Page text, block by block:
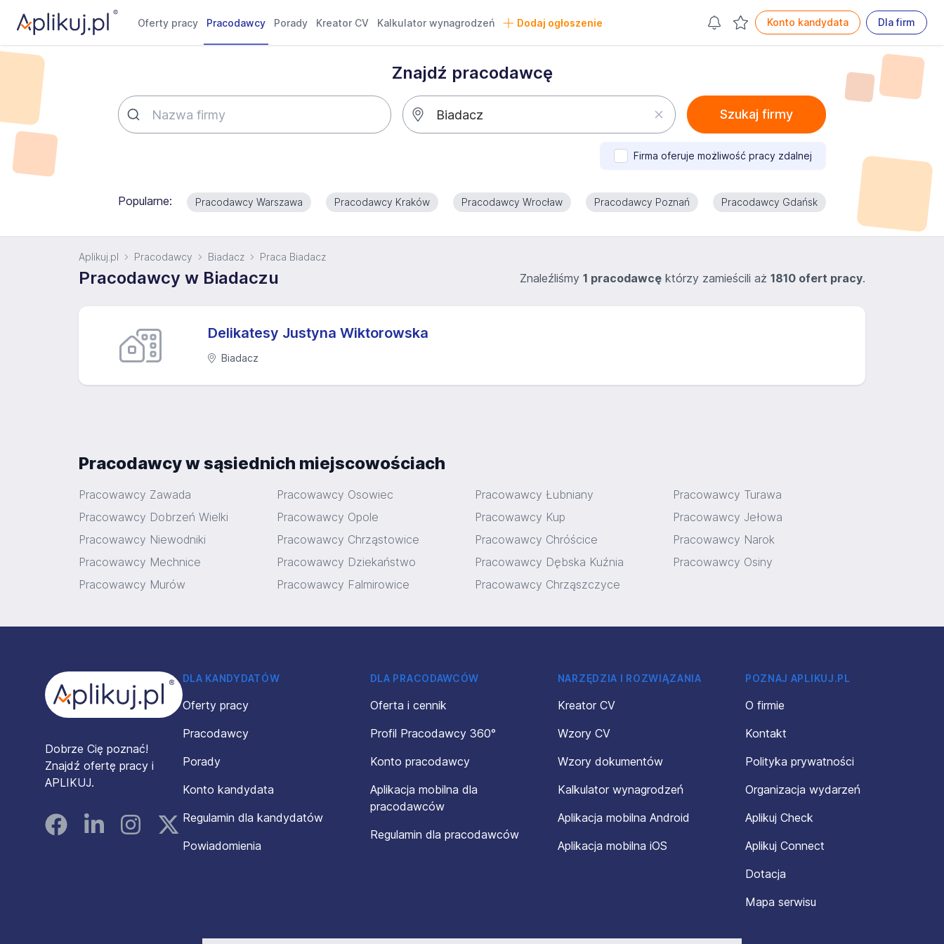
Oferty pracy Pracodawcy Porady Kreator CV Kalkulator wynagrodzeń Dodaj ogłoszenie Konto kandydata Dla firm
Znajdź pracodawcę
Szukaj firmy
Firma oferuje możliwość pracy zdalnej
Popularne: Pracodawcy Warszawa Pracodawcy Kraków Pracodawcy Wrocław Pracodawcy Poznań Pracodawcy Gdańsk
Aplikuj.pl Pracodawcy Biadacz Praca Biadacz
Pracodawcy w Biadaczu Znaleźliśmy 1 pracodawcę którzy zamieścili aż 1810 ofert pracy.
Delikatesy Justyna Wiktorowska
Biadacz
Pracodawcy w sąsiednich miejscowościach
Pracowawcy Zawada Pracowawcy Osowiec Pracowawcy Łubniany
Pracowawcy Turawa
Pracowawcy Dobrzeń Wielki
Pracowawcy Opole Pracowawcy Kup
Pracowawcy Jełowa
Pracowawcy Niewodniki
Pracowawcy Chrząstowice Pracowawcy Chróścice
Pracowawcy Narok
Pracowawcy Mechnice
Pracowawcy Dziekaństwo Pracowawcy Dębska Kuźnia
Pracowawcy Osiny
Pracowawcy Murów
Pracowawcy Falmirowice Pracowawcy Chrząszczyce
Dobrze Cię poznać!
Znajdź ofertę pracy i
APLIKUJ.
FacebookLinked InInstagramInstagram
DLA KANDYDATÓW
Oferty pracy
Pracodawcy
Porady
Konto kandydata
Regulamin dla kandydatów
Powiadomienia
DLA PRACODAWCÓW
Oferta i cennik
Profil Pracodawcy 360°
Konto pracodawcy
Aplikacja mobilna dla
pracodawców
Regulamin dla pracodawców
NARZĘDZIA I ROZWIĄZANIA
Kreator CV
Wzory CV
Wzory dokumentów
Kalkulator wynagrodzeń
Aplikacja mobilna Android
Aplikacja mobilna iOS
POZNAJ APLIKUJ.PL
O firmie
Kontakt
Polityka prywatności
Organizacja wydarzeń
Aplikuj Check
Aplikuj Connect
Dotacja
Mapa serwisu